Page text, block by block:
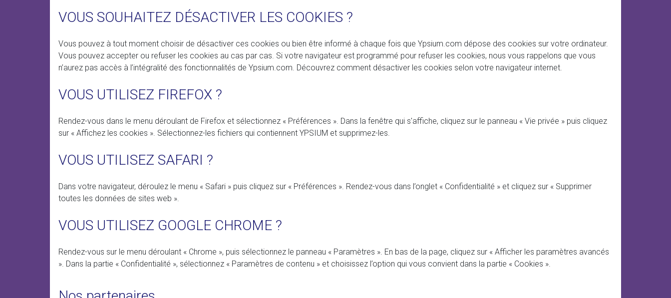
VOUS SOUHAITEZ DÉSACTIVER LES COOKIES ?
Vous pouvez à tout moment choisir de désactiver ces cookies ou bien être informé à chaque fois que Ypsium.com dépose des cookies sur votre ordinateur.
Vous pouvez accepter ou refuser les cookies au cas par cas. Si votre navigateur est programmé pour refuser les cookies, nous vous rappelons que vous
n’aurez pas accès à l’intégralité des fonctionnalités de Ypsium.com. Découvrez comment désactiver les cookies selon votre navigateur internet.
VOUS UTILISEZ FIREFOX ?
Rendez-vous dans le menu déroulant de Firefox et sélectionnez « Préférences ». Dans la fenêtre qui s'affiche, cliquez sur le panneau « Vie privée » puis cliquez
sur « Affichez les cookies ». Sélectionnez-les fichiers qui contiennent YPSIUM et supprimez-les.
VOUS UTILISEZ SAFARI ?
Dans votre navigateur, déroulez le menu « Safari » puis cliquez sur « Préférences ». Rendez-vous dans l’onglet « Confidentialité » et cliquez sur « Supprimer
toutes les données de sites web ».
VOUS UTILISEZ GOOGLE CHROME ?
Rendez-vous sur le menu déroulant « Chrome », puis sélectionnez le panneau « Paramètres ». En bas de la page, cliquez sur « Afficher les paramètres avancés
». Dans la partie « Confidentialité », sélectionnez « Paramètres de contenu » et choisissez l’option qui vous convient dans la partie « Cookies ».